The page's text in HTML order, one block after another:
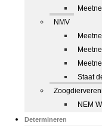
NMV
Staat
NEM
Determineren